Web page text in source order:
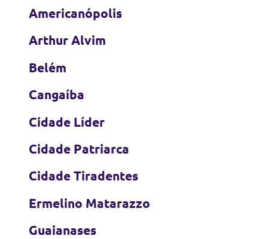
Americanópolis
Arthur Alvim
Belém
Cangaíba
Cidade Líder
Cidade Patriarca
Cidade Tiradentes
Ermelino Matarazzo
Guaianases